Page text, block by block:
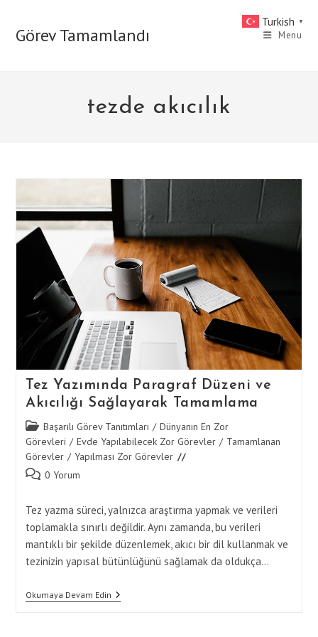
contentGörev Tamamlandı Menu
tezde akıcılık
Tez Yazımında Paragraf Düzeni ve
Akıcılığı Sağlayarak Tamamlama
Post
category:
Başarılı Görev Tanıtımları / Dünyanın En Zor
Görevleri / Evde Yapılabilecek Zor Görevler / Tamamlanan
Görevler / Yapılması Zor Görevler
Post 0 Yorum
Tez yazma süreci, yalnızca araştırma yapmak ve verileri
toplamakla sınırlı değildir. Aynı zamanda, bu verileri
mantıklı bir şekilde düzenlemek, akıcı bir dil kullanmak ve
tezinizin yapısal bütünlüğünü sağlamak da oldukça…
Okumaya Devam EdinTez
Yazımında
Turkish ▼